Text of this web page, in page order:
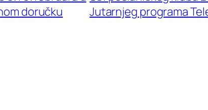
doručku
Jutarnjeg programa